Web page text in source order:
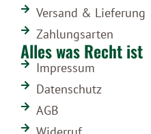
Versand & Lieferung
Zahlungsarten
Alles was Recht ist
Impressum
Datenschutz
AGB